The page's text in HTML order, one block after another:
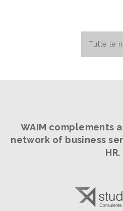
Tutte le
WAIM complements
network of business
HR.